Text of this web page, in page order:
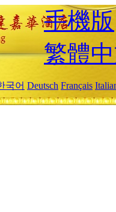
手機版
繁體
국어 Deutsch Français